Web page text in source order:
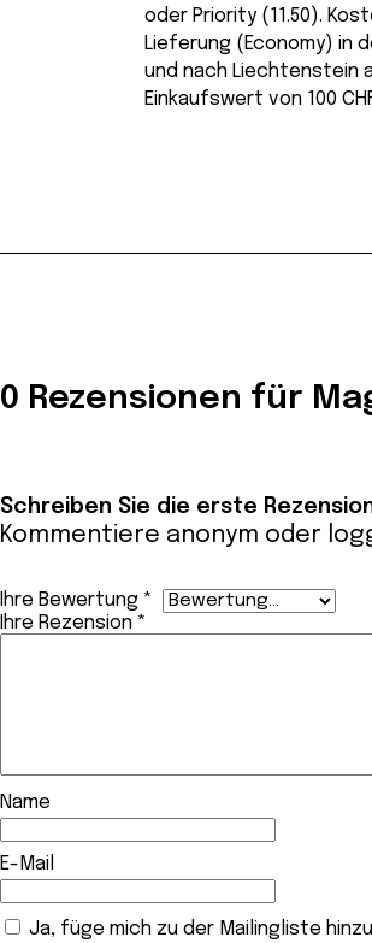
oder Priority (11.50).
Lieferung (Economy) in
und nach Liechtenstein
Einkaufswert von 100
0 Rezensionen für
Schreiben Sie die erste
Kommentiere anonym oder
Ihre Bewertung *
Ihre Rezension *
Name
E-Mail
Ja, füge mich zu der Mailingliste